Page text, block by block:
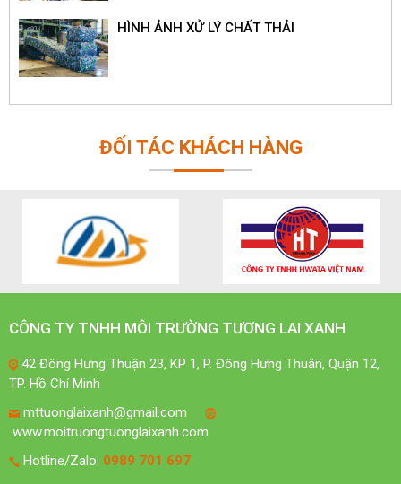
HÌNH ẢNH XỬ LÝ CHẤT THẢI
ĐỐI TÁC KHÁCH HÀNG
CÔNG TY TNHH MÔI TRƯỜNG TƯƠNG LAI XANH
42 Đông Hưng Thuận 23, KP 1, P. Đông Hưng Thuận, Quận 12,
TP. Hồ Chí Minh
mttuonglaixanh@gmail.com
www.moitruongtuonglaixanh.com
Hotline/Zalo: 0989 701 697